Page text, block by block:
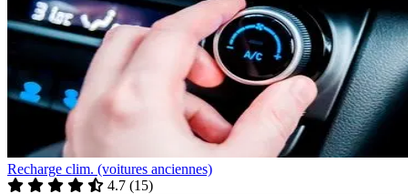
Recharge clim. (voitures anciennes)
4.7 (15)